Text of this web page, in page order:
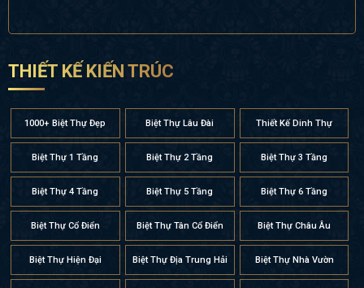
THIẾT KẾ KIẾN TRÚC
1000+ Biệt Thự Đẹp Biệt Thự Lâu Đài Thiết Kế Dinh Thự
Biệt Thự 1 Tầng Biệt Thự 2 Tầng Biệt Thự 3 Tầng
Biệt Thự 4 Tầng Biệt Thự 5 Tầng Biệt Thự 6 Tầng
Biệt Thự Cổ Điển Biệt Thự Tân Cổ Điển Biệt Thự Châu Âu
Biệt Thự Hiện Đại Biệt Thự Địa Trung Hải Biệt Thự Nhà Vườn